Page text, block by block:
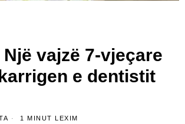
vajzë 7-vjeçare
e dentistit
1 MINUT LEXIM